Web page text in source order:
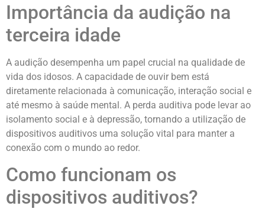
Importância da audição na
terceira idade
A audição desempenha um papel crucial na qualidade de
vida dos idosos. A capacidade de ouvir bem está
diretamente relacionada à comunicação, interação social e
até mesmo à saúde mental. A perda auditiva pode levar ao
isolamento social e à depressão, tornando a utilização de
dispositivos auditivos uma solução vital para manter a
conexão com o mundo ao redor.
Como funcionam os
dispositivos auditivos?